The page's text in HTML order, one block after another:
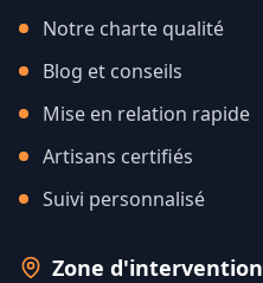
Notre charte qualité
Blog et conseils
Mise en relation rapide
Artisans certifiés
Suivi personnalisé
Zone d'intervention